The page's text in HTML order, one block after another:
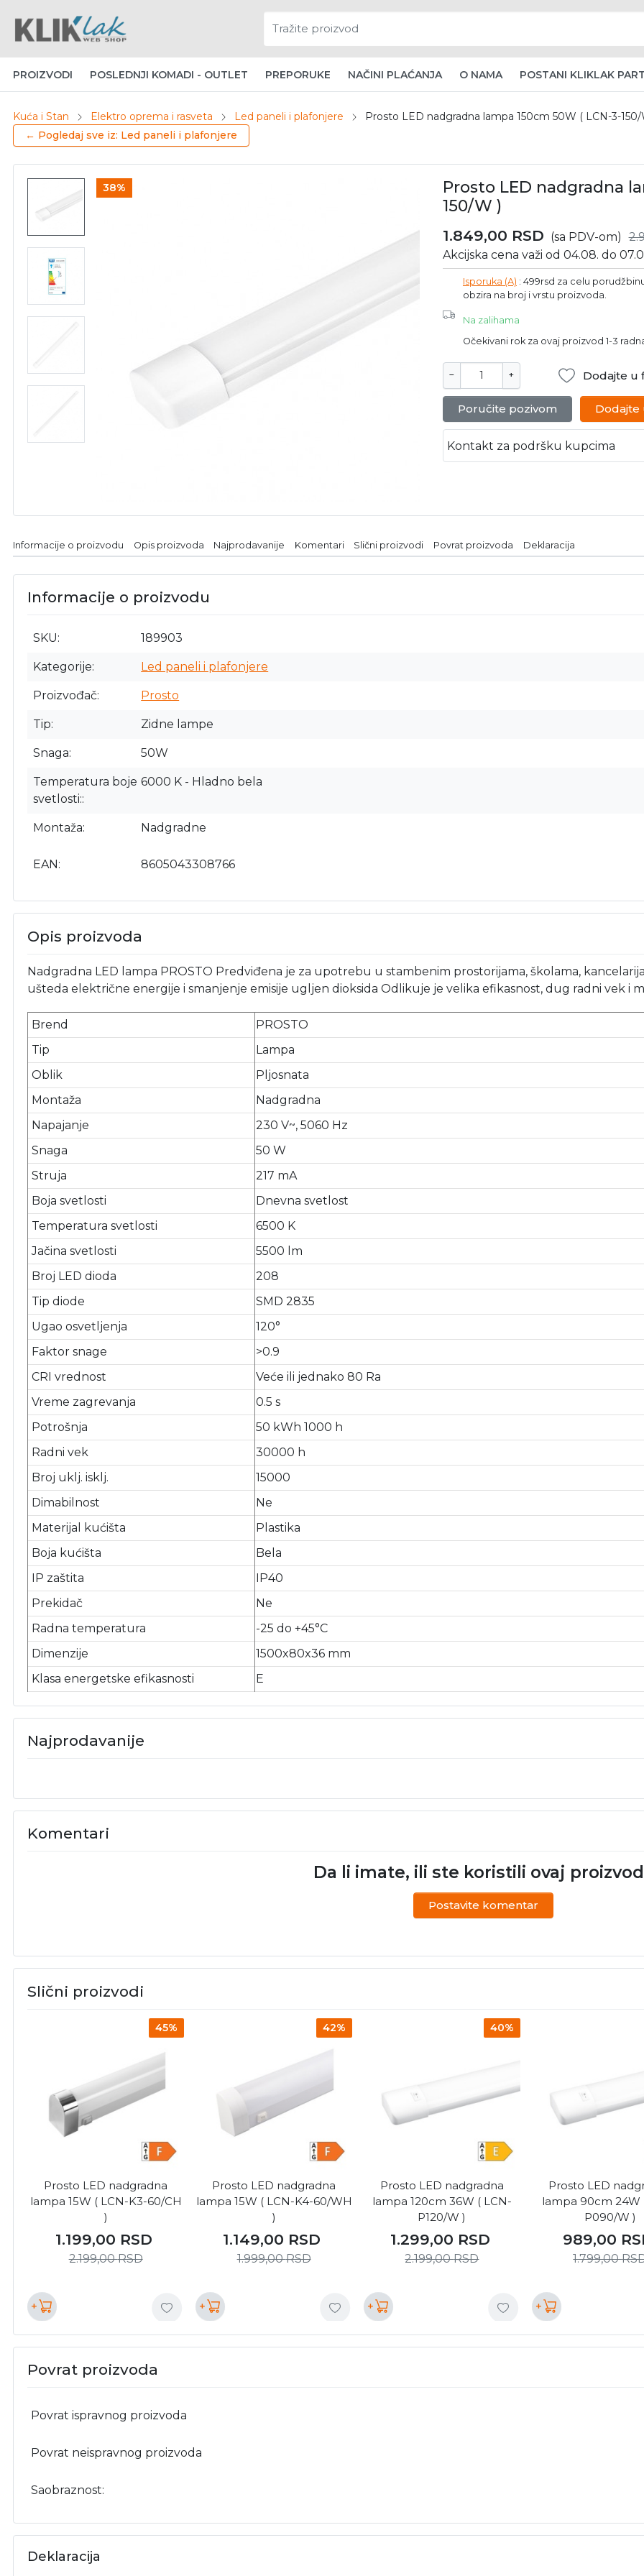
PROIZVODI POSLEDNJI KOMADI - OUTLET PREPORUKE NAČINI PLAĆANJA O NAMA POSTANI KLIKLAK
Kuća i Stan Elektro oprema i rasveta Led paneli i plafonjere
Prosto LED nadgradna lampa 150cm 50W ( LCN-3-150/
← Pogledaj sve iz: Led paneli i plafonjere
38%
Prosto LED nadgradna
150/W )
1.849,00 RSD (sa PDV-om)
Akcijska cena važi od 04.08. do
Isporuka (A) : 499rsd za celu
obzira na broj i vrstu proizvoda.
Na zalihama
Očekivani rok za ovaj proizvod 1-3
− + Dodajte u
Poručite pozivom
Kontakt za podršku kupcima
Informacije o proizvodu Opis proizvoda Najprodavanije Komentari Slični proizvodi Povrat proizvoda Deklaracija
Informacije o proizvodu
SKU 189903
Kategorije Led paneli i plafonjere
Proizvođač Prosto
Tip Zidne lampe
Snaga 50W
Temperatura boje
svetlosti:
6000 K - Hladno bela
Montaža Nadgradne
EAN 8605043308766
Opis proizvoda
Nadgradna LED lampa PROSTO Predviđena je za upotrebu u stambenim prostorijama, školama,
ušteda električne energije i smanjenje emisije ugljen dioksida Odlikuje je velika efikasnost, dug radni vek i
Brend
PROSTO
Tip
Lampa
Oblik
Pljosnata
Montaža
Nadgradna
Napajanje
230 V~, 5060 Hz
Snaga
50 W
Struja
217 mA
Boja svetlosti
Dnevna svetlost
Temperatura svetlosti
6500 K
Jačina svetlosti
5500 lm
Broj LED dioda
208
Tip diode
SMD 2835
Ugao osvetljenja
120°
Faktor snage
>0.9
CRI vrednost
Veće ili jednako 80 Ra
Vreme zagrevanja
0.5 s
Potrošnja
50 kWh 1000 h
Radni vek
30000 h
Broj uklj. isklj.
15000
Dimabilnost
Ne
Materijal kućišta
Plastika
Boja kućišta
Bela
IP zaštita
IP40
Prekidač
Ne
Radna temperatura
-25 do +45°C
Dimenzije
1500x80x36 mm
Klasa energetske efikasnosti
E
Najprodavanije
Komentari
Da li imate, ili ste koristili ovaj
Postavite komentar
Slični proizvodi
45%
Prosto LED nadgradna
lampa 15W ( LCN-K3-60/CH
)
1.199,00 RSD
2.199,00RSD
+
42%
Prosto LED nadgradna
lampa 15W ( LCN-K4-60/WH
)
1.149,00 RSD
1.999,00RSD
+
40%
Prosto LED nadgradna
lampa 120cm 36W ( LCN-
P120/W )
1.299,00 RSD
2.199,00RSD
+
Prosto LED
lampa 90cm 24W
P090/W )
989,00
1.799,00
+
Povrat proizvoda
Povrat ispravnog proizvoda
Povrat neispravnog proizvoda
Saobraznost:
Deklaracija